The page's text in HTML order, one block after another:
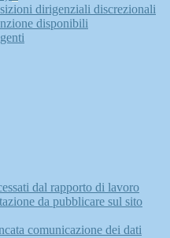
dirigenziali discrezionali
disponibili
dal rapporto di lavoro
da pubblicare sul sito
comunicazione dei dati